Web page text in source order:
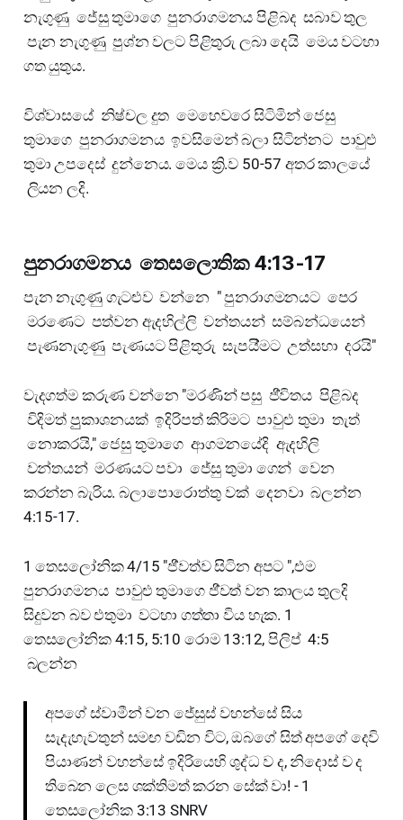
නැගුණු ජේසු තුමාගෙ පුනරාගමනය පිළිබද සබාව තුල
පැන නැගුණු පුශ්න වලට පිළිතුරු ලබා දෙයි මෙය වටහා
ගත යුතුය.
විශ්වාසයේ නිෂ්චල දුත මෙහෙවරෙ සිටිමින් ජෙසු
තුමාගෙ පුනරාගමනය ඉවසිමෙන් බලා සිටින්නට පාවුළු
තුමා උපදෙස් දුන්නෙය. මෙය ක්‍රි.ව 50-57 අතර කාලයේ
ලියන ලදි.
පුනරාගමනය තෙසලොතික 4:13-17
පැන නැගුණු ගැටළුව වන්නෙ " පුනරාගමනයට පෙර
මරණෙට පත්වන ඇදහිල්ලි වන්තයන් සම්බන්ධයෙන්
පැණනැගුණු පැණයට පිළිතුරු සැපයි්මට උත්සහා දරයි"
වැදගත්ම කරුණ වන්නෙ "මරණින් පසු ජි්විතය පිළිබද
විදිමත් පුුකාශනයක් ඉදිරිපත් කිරිමට පාවුළු තුමා තැත්
නොකරයි," ජෙසු තුමාගෙ ආගමනයේදි ඇදහිලි
වන්තයන් මරණයට පවා ජේසු තුමා ගෙන් වෙන
කරන්න බැරිය. බලාපොරොත්තු වක් දෙනවා බලන්න
4:15-17.
1 තෙසලෝනික 4/15 "ජි්වත්ව සිටින අපට ",එම
පුනරාගමනය පාවුළු තුමාගෙ ජි්වත් වන කාලය තුලදි
සිදුවන බව එතුමා වටහා ගත්තා විය හැක. 1
තෙසලෝනික 4:15, 5:10 රොම 13:12, පිලිප් 4:5
බලන්න
අපගේ ස්වාමීන් වන ජේසුස් වහන්සේ සිය
සැදැහැවතුන් සමඟ වඩින විට, ඔබගේ සිත් අපගේ දෙවි
පියාණන් වහන්සේ ඉදිරියෙහි ශුද්ධ ව ද, නිදොස් ව ද
තිබෙන ලෙස ශක්තිමත් කරන සේක් වා! - 1
තෙසලෝනික 3:13 SNRV